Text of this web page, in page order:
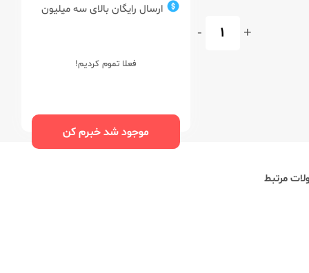
+
-
ارسال رایگان بالای سه میلیون
فعلا تموم کردیم!
موجود شد خبرم کن
مرتبط